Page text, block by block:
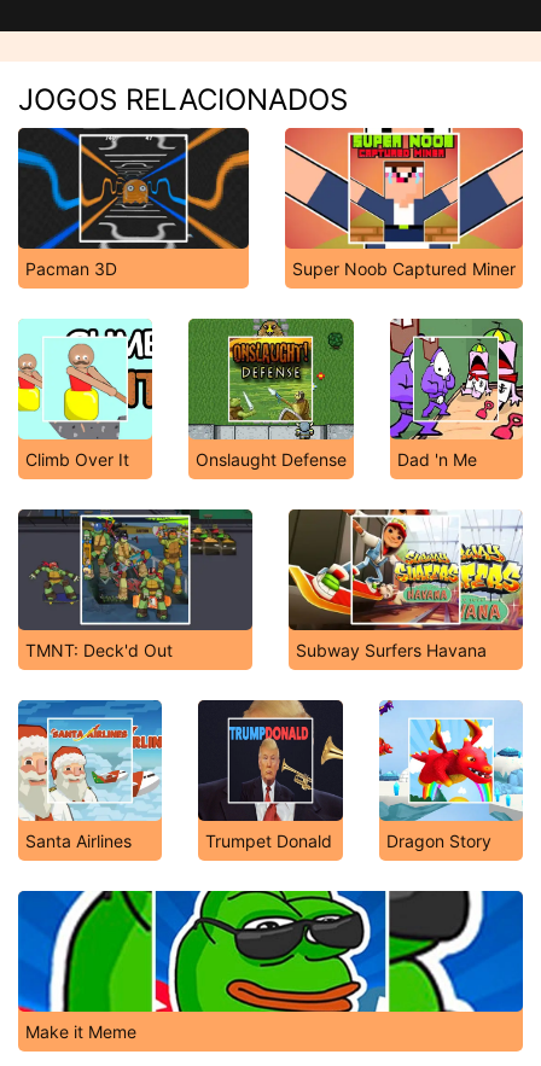
JOGOS RELACIONADOS
Pacman 3D Super Noob Captured Miner
Climb Over It Onslaught Defense Dad 'n Me
TMNT: Deck'd Out Subway Surfers Havana
Santa Airlines Trumpet Donald Dragon Story
Make it Meme